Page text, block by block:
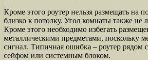
Кроме этого роутер нельзя размещать на
близко к потолку. Угол комнаты также не
Кроме этого необходимо избегать
металлическими предметами, поскольку
сигнал. Типичная ошибка – роутер рядом
сейфом или системным блоком.